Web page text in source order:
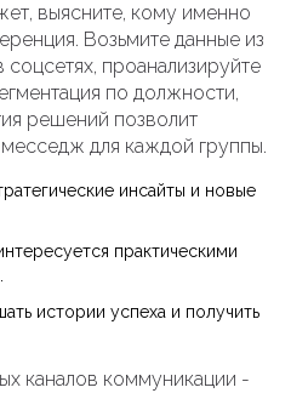
выясните, кому именно
Возьмите данные из
проанализируйте
по должности,
решений позволит
для каждой группы.
инсайты и новые
практическими
истории успеха и получить
каналов коммуникации -